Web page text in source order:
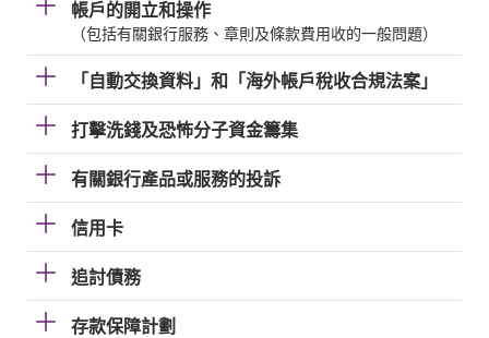
帳戶的開立和操作
（包括有關銀行服務、章則及條款費用收的一般問題）
「自動交換資料」和「海外帳戶稅收合規法案」
打擊洗錢及恐怖分子資金籌集
有關銀行產品或服務的投訴
信用卡
追討債務
存款保障計劃